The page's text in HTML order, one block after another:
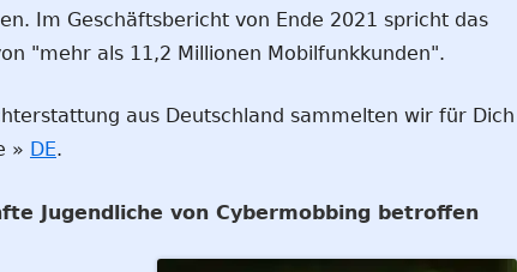
Im Geschäftsbericht von Ende 2021 spricht das
"mehr als 11,2 Millionen Mobilfunkkunden".
aus Deutschland sammelten wir für Dich
» DE.
Jugendliche von Cybermobbing betroffen